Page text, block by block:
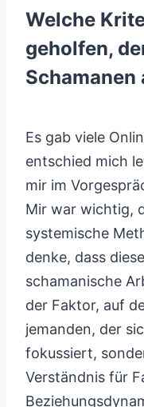
Welche
geholfen,
Schamanen
Es gab viele
entschied mich
mir im
Mir war wichtig,
systemische
denke, dass
schamanische
der Faktor, auf
jemanden, der
fokussiert,
Verständnis für